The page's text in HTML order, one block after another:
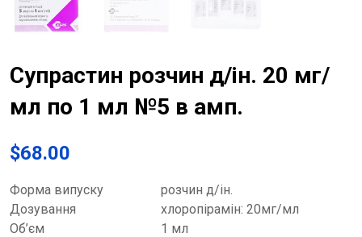
Супрастин розчин д/ін. 20 мг/
мл по 1 мл №5 в амп.
$68.00
Форма випуску
розчин д/ін.
Дозування
хлоропірамін: 20мг/мл
Об’єм
1 мл